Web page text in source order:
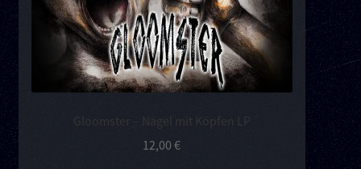
Gloomster – Nägel mit Köpfen LP
12,00€